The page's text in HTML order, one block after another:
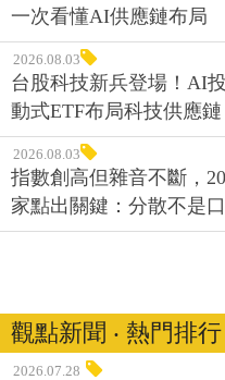
一次看懂AI供應鏈布局
2026.08.03
台股科技新兵登場！AI
動式ETF布局科技供應
2026.08.03
指數創高但雜音不斷，
家點出關鍵：分散不是
觀點新聞 ‧ 熱門排行
2026.07.28